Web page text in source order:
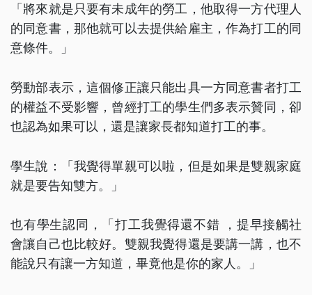
「將來就是只要有未成年的勞工，他取得一方代理人
的同意書，那他就可以去提供給雇主，作為打工的同
意條件。」
勞動部表示，這個修正讓只能出具一方同意書者打工
的權益不受影響，曾經打工的學生們多表示贊同，卻
也認為如果可以，還是讓家長都知道打工的事。
學生說：「我覺得單親可以啦，但是如果是雙親家庭
就是要告知雙方。」
也有學生認同，「打工我覺得還不錯 ，提早接觸社
會讓自己也比較好。雙親我覺得還是要講一講，也不
能說只有讓一方知道，畢竟他是你的家人。」